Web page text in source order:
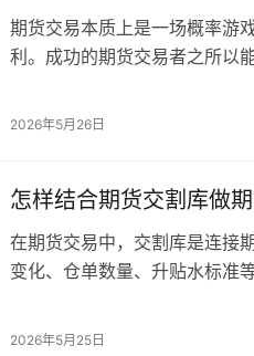
期货交易本质上是一场概率游
利。成功的期货交易者之所以
比和严格的资金管理，在长
2026年5月26日
怎样结合期货交割库做
在期货交易中，交割库是连接
变化、仓单数量、升贴水标准
高，利用交割库数据进行交易
2026年5月25日